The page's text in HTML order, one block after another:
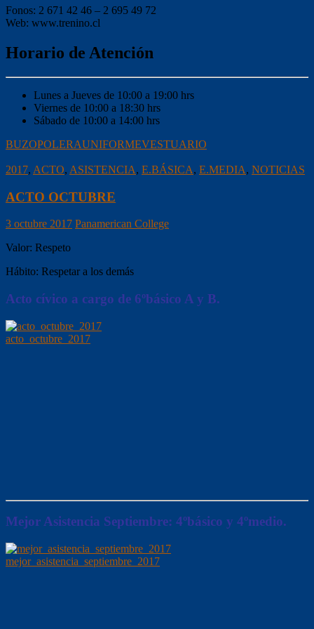
Fonos: 2 671 42 46 – 2 695 49 72
Web: www.trenino.cl
Horario de Atención
Lunes a Jueves de 10:00 a 19:00 hrs
Viernes de 10:00 a 18:30 hrs
Sábado de 10:00 a 14:00 hrs
BUZOPOLERAUNIFORMEVESTUARIO
2017, ACTO, ASISTENCIA, E.BÁSICA, E.MEDIA, NOTICIAS
ACTO OCTUBRE
3 octubre 2017 Panamerican College
Valor: Respeto
Hábito: Respetar a los demás
Acto cívico a cargo de 6ºbásico A y B.
acto_octubre_2017
Mejor Asistencia Septiembre: 4ºbásico y 4ºmedio.
mejor_asistencia_septiembre_2017